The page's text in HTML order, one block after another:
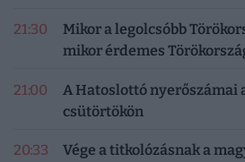
21:30
Mikor a legolcsóbb
mikor érdemes
21:00
A Hatoslottó nyerőszámai
csütörtökön
20:33
Vége a titkolózásnak a